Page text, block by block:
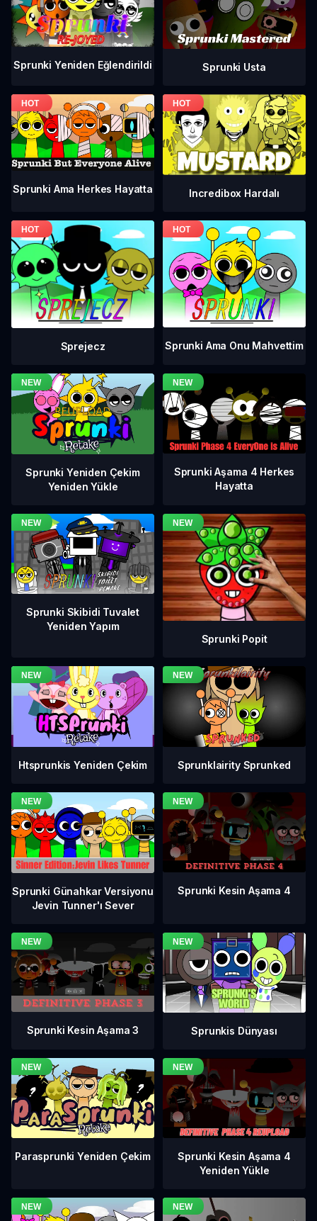
Sprunki Yeniden Eğlendirildi Sprunki Usta
Sprunki Ama Herkes Hayatta Incredibox Hardalı
Sprejecz Sprunki Ama Onu Mahvettim
Sprunki Yeniden Çekim
Yeniden Yükle
Sprunki Aşama 4 Herkes
Hayatta
Sprunki Skibidi Tuvalet
Yeniden Yapım
Sprunki Popit
Htsprunkis Yeniden Çekim Sprunklairity Sprunked
Sprunki Günahkar Versiyonu
Jevin Tunner'ı Sever
Sprunki Kesin Aşama 4
Sprunki Kesin Aşama 3 Sprunkis Dünyası
Parasprunki Yeniden Çekim
Sprunki Kesin Aşama 4
Yeniden Yükle